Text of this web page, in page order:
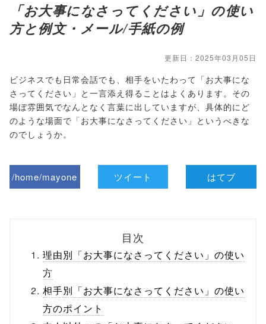
「お大事になさってください」の使い
方と例文・メール/手紙の例
更新日：2025年03月05日
ビジネスでも日常会話でも、相手をいたわって「お大事にな
さってください」と一言添え得ることはよくあります。その
場ぼ雰囲気でなんとなく言葉に出していますが、具体的にど
のような場面で「お大事になさってください」というべきな
のでしょうか。
/home/mayone
ml/wp-
content/themes
/tapbiz_theme/
parts/sns-
ツイート はてブ
目次
理由別「お大事になさってください」の使い
方
相手別「お大事になさってください」の使い
方のポイント